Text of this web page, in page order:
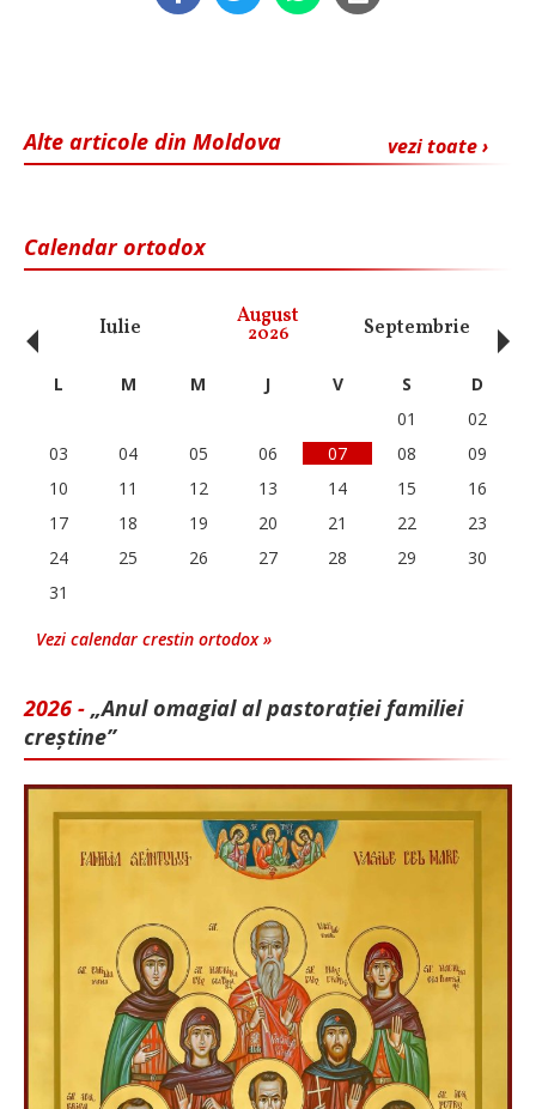
vezi toate ›
Alte articole din Moldova
Calendar ortodox
Iulie August
2026 Septembrie
‹ L M M J V S
D
01
02
03
04 05 06 07 08
09
10
11 12 13 14 15
16
17
18 19 20 21 22
23
24
25 26 27 28 29
30
31
Vezi calendar crestin ortodox »
2026 - „Anul omagial al pastorației familiei
creștine”